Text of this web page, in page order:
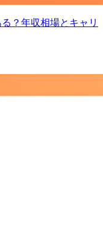
？年収相場とキャリ